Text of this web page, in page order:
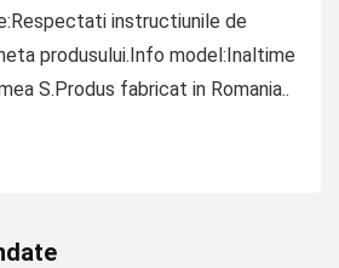
instructiunile de
produsului.Info model:Inaltime
S.Produs fabricat in Romania..